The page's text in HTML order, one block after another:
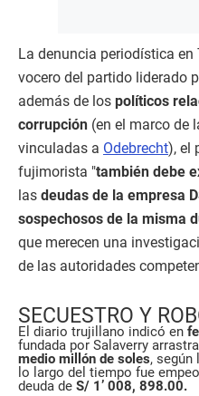
La denuncia periodística en
vocero del partido liderado
además de los políticos
corrupción (en el marco de
vinculadas a Odebrecht), el
fujimorista "también debe
las deudas de la empresa
sospechosos de la misma
que merecen una
de las autoridades
SECUESTRO Y
El diario trujillano indicó en
fundada por Salaverry
medio millón de soles, según
lo largo del tiempo fue
deuda de S/ 1’ 008, 898.00.